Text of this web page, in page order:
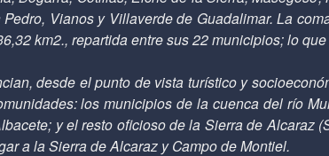
Vianos y Villaverde de Guadalimar. La
km2., repartida entre sus 22 municipios; lo
desde el punto de vista turístico y
los municipios de la cuenca del río
y el resto oficioso de la Sierra de Alcaraz
a la Sierra de Alcaraz y Campo de Montiel.